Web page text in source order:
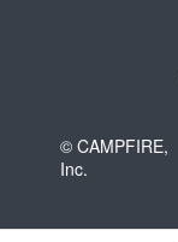
© CAMPFIRE,
Inc.